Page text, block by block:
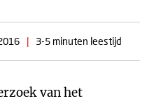
| 3-5 minuten leestijd
van het